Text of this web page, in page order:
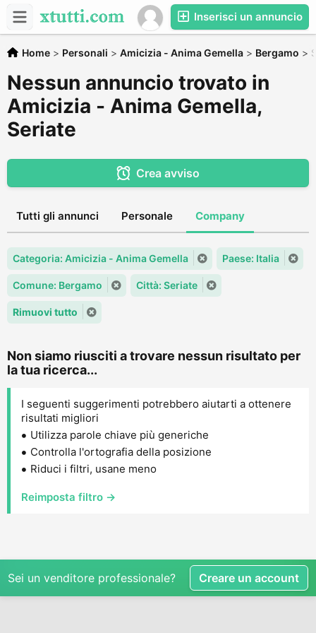
Inserisci un annuncio
Home > Personali > Amicizia - Anima Gemella > Bergamo >
Nessun annuncio trovato in
Amicizia - Anima Gemella,
Seriate
Crea avviso
Tutti gli annunci Personale Company
Categoria: Amicizia - Anima Gemella Paese: Italia
Comune: Bergamo Città: Seriate
Rimuovi tutto
Non siamo riusciti a trovare nessun risultato per
la tua ricerca...
I seguenti suggerimenti potrebbero aiutarti a ottenere
risultati migliori
Utilizza parole chiave più generiche
Controlla l'ortografia della posizione
Riduci i filtri, usane meno
Reimposta filtro →
Sei un venditore professionale? Creare un account